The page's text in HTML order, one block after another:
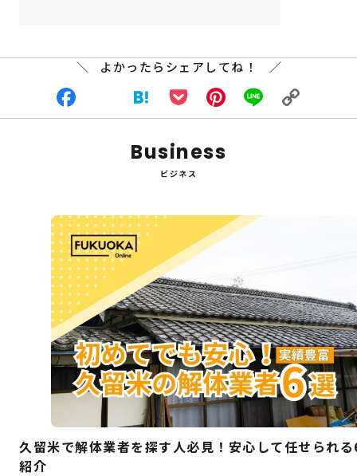
よかったらシェアしてね！
Facebook
X HatenaPocketPinterest
Line Copy
Business
ビジネス
久留米で解体業者を探す人必見！安心して任せられ
紹介